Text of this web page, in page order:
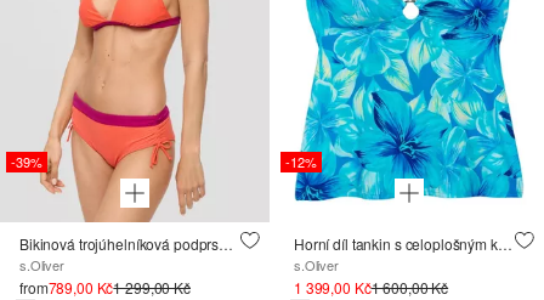
-39%
Bikinová trojúhelníková podprsenka s barevnými bloky
s.Oliver
from789,00 Kč1 299,00 Kč
-12%
Horní díl tankin s celoplošným květinovým potiskem
s.Oliver
1 399,00 Kč1 600,00 Kč